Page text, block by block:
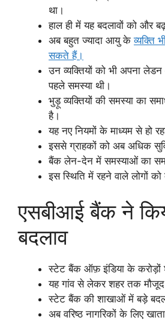
था।
हाल ही में यह बदलावों को और
अब बहुत ज्यादा आयु केव्यक्ति
सकते हैं।
उन व्यक्तियों को भी अपना
पहले समस्या थी।
भुड़ू व्यक्तियों की समस्या का
है।
यह नए नियमों के माध्यम से हो
इससे ग्राहकों को अब अधिक
बैंक लेन-देन में समस्याओं का
इस स्थिति में रहने वाले लोगों को
एसबीआई बैंक ने
बदलाव
स्टेट बैंक ऑफ़ इंडिया के करोड़ों
यह गांव से लेकर शहर तक
स्टेट बैंक की शाखाओं में बड़े
अब वरिष्ठ नागरिकों के लिए